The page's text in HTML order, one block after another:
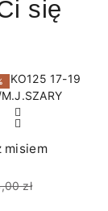
się
misiem
zł